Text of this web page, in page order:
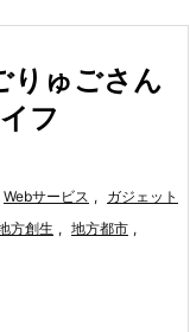
ゅごさん
フ
Webサービス , ガジェット
方創生 , 地方都市 ,